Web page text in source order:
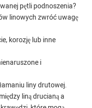
pętli podnoszenia?
linowych zwróć uwagę
korozję lub inne
i
liny drutowej.
liną drucianą a